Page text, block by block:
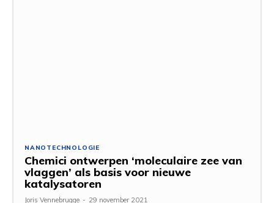
NANOTECHNOLOGIE
Chemici ontwerpen ‘moleculaire zee van
vlaggen’ als basis voor nieuwe
katalysatoren
Joris Vennebrugge - 29 november 2021